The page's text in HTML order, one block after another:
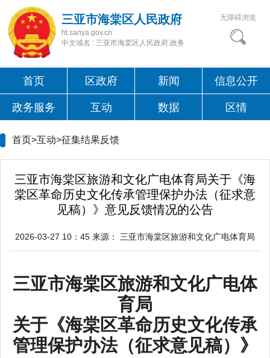
三亚市海棠区人民政府
ht.sanya.gov.cn
中文域名 : 三亚市海棠区人民政府.政务
无障碍浏览
首页 区政府 新闻 信息公开
政务服务 互动 数据 区情
首页>互动>征集结果反馈
三亚市海棠区旅游和文化广电体育局关于《海
棠区革命历史文化传承管理保护办法（征求意
见稿）》意见反馈情况的公告
2026-03-27 10：45 来源： 三亚市海棠区旅游和文化广电体育局
三亚市海棠区旅游和文化广电体
育局
关于《海棠区革命历史文化传承
管理保护办法（征求意见稿）》